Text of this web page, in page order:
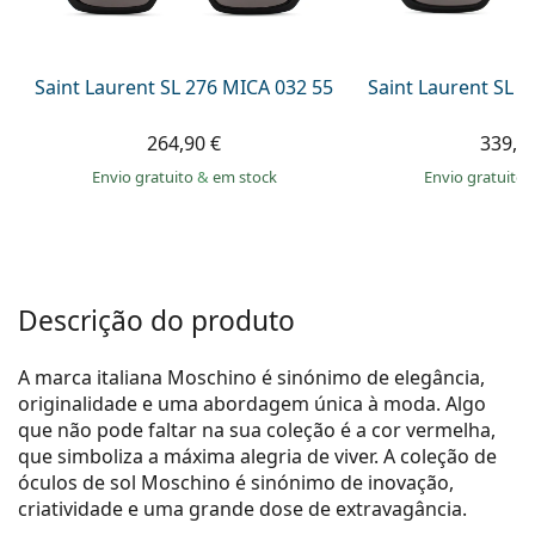
Persol
Saint Laurent SL 276 MICA 032 55
264,90 €
Envio gratuito& em stock
Saint Laurent SL
Envio gratuito
Descrição do produto
A marca italiana Moschino é sinónimo de elegância,
originalidade e uma abordagem única à moda. Algo
que não pode faltar na sua coleção é a cor vermelha,
que simboliza a máxima alegria de viver. A coleção de
óculos de sol Moschino é sinónimo de inovação,
criatividade e uma grande dose de extravagância.